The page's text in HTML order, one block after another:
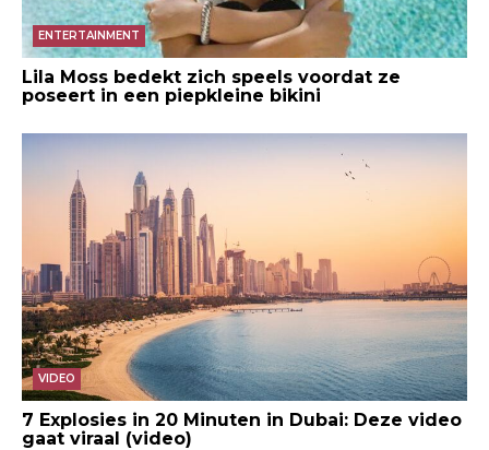
ENTERTAINMENT
Lila Moss bedekt zich speels voordat ze
poseert in een piepkleine bikini
VIDEO
7 Explosies in 20 Minuten in Dubai: Deze video
gaat viraal (video)